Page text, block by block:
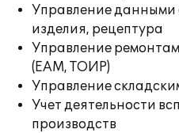
Управление данными
изделия, рецептура
Управление
(EAM, ТОИР)
Управление
Учет деятельности
производств